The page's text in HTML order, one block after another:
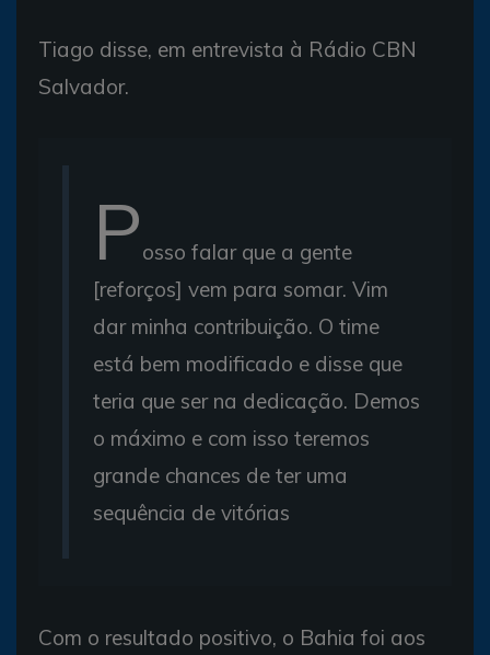
Tiago disse, em entrevista à Rádio CBN
Salvador.
Posso falar que a gente
[reforços] vem para somar. Vim
dar minha contribuição. O time
está bem modificado e disse que
teria que ser na dedicação. Demos
o máximo e com isso teremos
grande chances de ter uma
sequência de vitórias
Com o resultado positivo, o Bahia foi aos